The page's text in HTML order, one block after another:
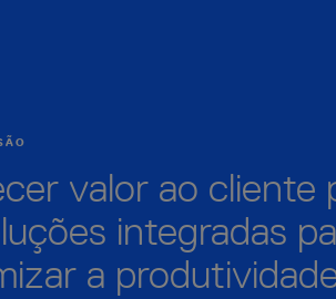
valor ao cliente
integradas
a